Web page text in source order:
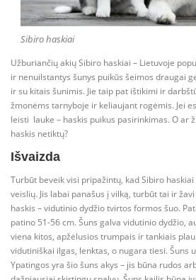
Sibiro haskiai
Užburiančių akių Sibiro haskiai – Lietuvoje
ir nenuilstantys šunys puikūs šeimos draugai
ir su kitais šunimis. Jie taip pat ištikimi ir
žmonėms tarnyboje ir keliaujant rogėmis. Jei
leisti lauke – haskis puikus pasirinkimas. O ar
haskis netiktų?
Išvaizda
Turbūt beveik visi pripažintų, kad Sibiro
veislių. Jis labai panašus į vilką, turbūt tai ir
haskis – vidutinio dydžio tvirtos formos šuo.
patino 51-56 cm. Šuns galva vidutinio dydžio,
viena kitos, apžėlusios trumpais ir tankiais
vidutiniškai ilgas, lenktas, o nugara tiesi. Šuns
Ypatingos yra šio šuns akys – jis būna rudos